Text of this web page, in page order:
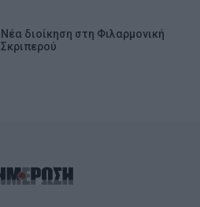
Νέα διοίκηση στη Φιλαρμονική
Σκριπερού